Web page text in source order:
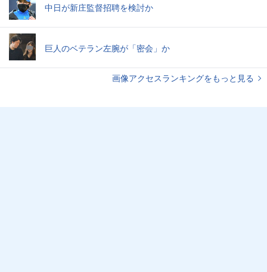
中日が新庄監督招聘を検討か
巨人のベテラン左腕が「密会」か
画像アクセスランキングをもっと見る